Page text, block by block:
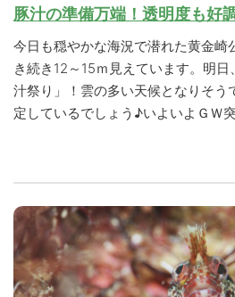
豚汁の準備万端！透明度も好
今日も穏やかな海況で潜れた黄金崎
き続き12～15ｍ見えています。明
汁祭り」！雲の多い天候となりそう
定しているでしょう♪いよいよＧＷ